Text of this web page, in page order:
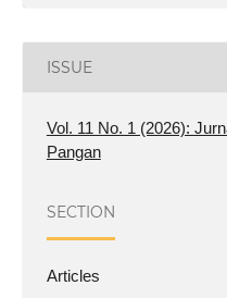
ISSUE
Vol. 11 No. 1 (2026):
Pangan
SECTION
Articles